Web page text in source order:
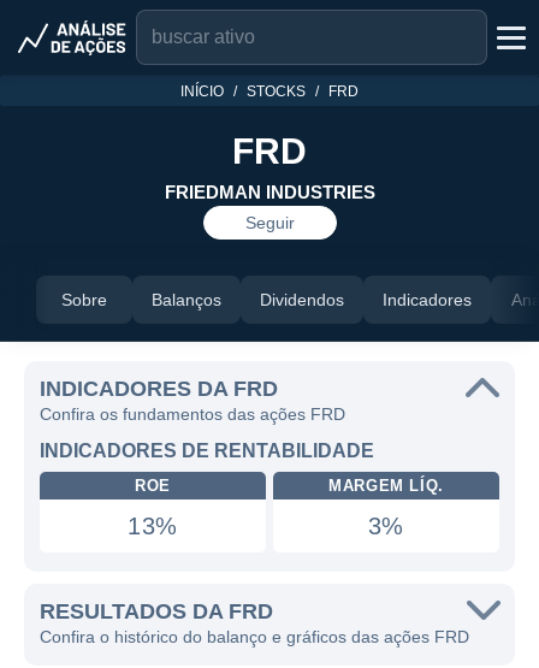
INÍCIO STOCKS FRD
FRD
FRIEDMAN INDUSTRIES
Seguir
Sobre Balanços Dividendos Indicadores
INDICADORES DA FRD
Confira os fundamentos das ações FRD
INDICADORES DE RENTABILIDADE
ROE
13%
MARGEM LÍQ.
3%
RESULTADOS DA FRD
Confira o histórico do balanço e gráficos das ações FRD